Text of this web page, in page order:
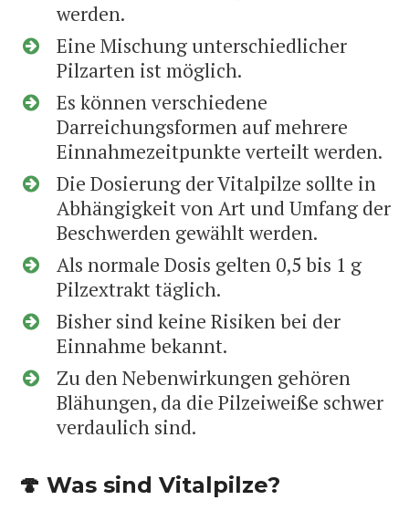
werden.
Eine Mischung unterschiedlicher
Pilzarten ist möglich.
Es können verschiedene
Darreichungsformen auf mehrere
Einnahmezeitpunkte verteilt werden.
Die Dosierung der Vitalpilze sollte in
Abhängigkeit von Art und Umfang der
Beschwerden gewählt werden.
Als normale Dosis gelten 0,5 bis 1 g
Pilzextrakt täglich.
Bisher sind keine Risiken bei der
Einnahme bekannt.
Zu den Nebenwirkungen gehören
Blähungen, da die Pilzeiweiße schwer
verdaulich sind.
🍄 Was sind Vitalpilze?